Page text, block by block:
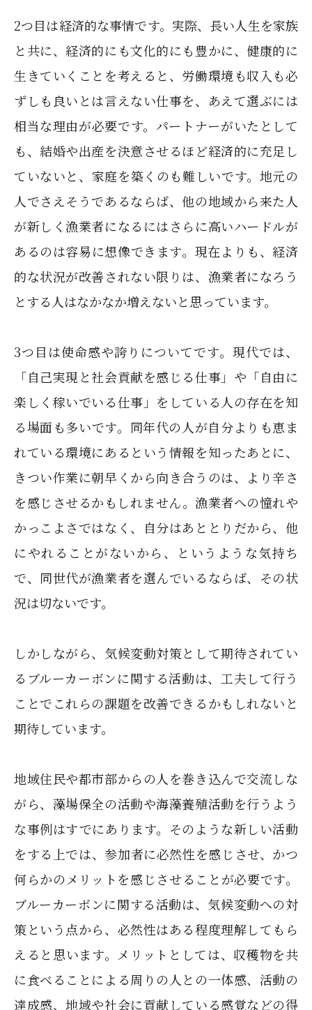
2つ目は経済的な事情です。実際、長い人生を家族
と共に、経済的にも文化的にも豊かに、健康的に
生きていくことを考えると、労働環境も収入も必
ずしも良いとは言えない仕事を、あえて選ぶには
相当な理由が必要です。パートナーがいたとして
も、結婚や出産を決意させるほど経済的に充足し
ていないと、家庭を築くのも難しいです。地元の
人でさえそうであるならば、他の地域から来た人
が新しく漁業者になるにはさらに高いハードルが
あるのは容易に想像できます。現在よりも、経済
的な状況が改善されない限りは、漁業者になろう
とする人はなかなか増えないと思っています。
3つ目は使命感や誇りについてです。現代では、
「自己実現と社会貢献を感じる仕事」や「自由に
楽しく稼いでいる仕事」をしている人の存在を知
る場面も多いです。同年代の人が自分よりも恵ま
れている環境にあるという情報を知ったあとに、
きつい作業に朝早くから向き合うのは、より辛さ
を感じさせるかもしれません。漁業者への憧れや
かっこよさではなく、自分はあととりだから、他
にやれることがないから、というような気持ち
で、同世代が漁業者を選んでいるならば、その状
況は切ないです。
しかしながら、気候変動対策として期待されてい
るブルーカーボンに関する活動は、工夫して行う
ことでこれらの課題を改善できるかもしれないと
期待しています。
地域住民や都市部からの人を巻き込んで交流しな
がら、藻場保全の活動や海藻養殖活動を行うよう
な事例はすでにあります。そのような新しい活動
をする上では、参加者に必然性を感じさせ、かつ
何らかのメリットを感じさせることが必要です。
ブルーカーボンに関する活動は、気候変動への対
策という点から、必然性はある程度理解してもら
えると思います。メリットとしては、収穫物を共
に食べることによる周りの人との一体感、活動の
達成感、地域や社会に貢献している感覚などの得